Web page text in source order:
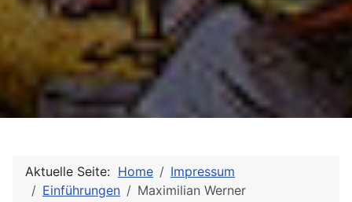
Aktuelle Seite: Home
Impressum
Einführungen
Maximilian Werner